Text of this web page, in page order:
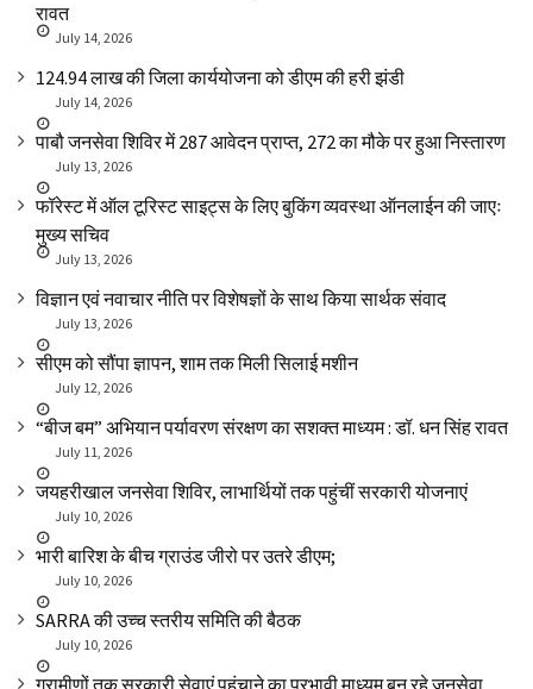
रावत
July 14, 2026
₹124.94 लाख की जिला कार्ययोजना को डीएम की हरी झंडी
July 14, 2026
पाबौ जनसेवा शिविर में 287 आवेदन प्राप्त, 272 का मौके पर हुआ निस्तारण
July 13, 2026
फॉरेस्ट में ऑल टूरिस्ट साइट्स के लिए बुकिंग व्यवस्था ऑनलाईन की जाएः
मुख्य सचिव
July 13, 2026
विज्ञान एवं नवाचार नीति पर विशेषज्ञों के साथ किया सार्थक संवाद
July 13, 2026
सीएम को सौंपा ज्ञापन, शाम तक मिली सिलाई मशीन
July 12, 2026
“बीज बम” अभियान पर्यावरण संरक्षण का सशक्त माध्यम : डॉ. धन सिंह रावत
July 11, 2026
जयहरीखाल जनसेवा शिविर, लाभार्थियों तक पहुंचीं सरकारी योजनाएं
July 10, 2026
भारी बारिश के बीच ग्राउंड जीरो पर उतरे डीएम;
July 10, 2026
SARRA की उच्च स्तरीय समिति की बैठक
July 10, 2026